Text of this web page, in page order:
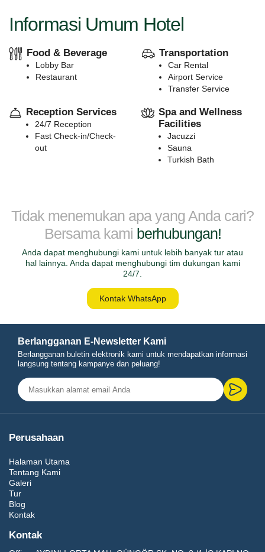
Informasi Umum Hotel
Food & Beverage
Lobby Bar
Restaurant
Transportation
Car Rental
Airport Service
Transfer Service
Reception Services
24/7 Reception
Fast Check-in/Check-
out
Spa and Wellness
Facilities
Jacuzzi
Sauna
Turkish Bath
Tidak menemukan apa yang Anda cari?
Bersama kami berhubungan!
Anda dapat menghubungi kami untuk lebih banyak tur atau
hal lainnya. Anda dapat menghubungi tim dukungan kami
24/7.
Kontak WhatsApp
Berlangganan E-Newsletter Kami
Berlangganan buletin elektronik kami untuk mendapatkan informasi
langsung tentang kampanye dan peluang!
Perusahaan
Halaman Utama
Tentang Kami
Galeri
Tur
Blog
Kontak
Kontak